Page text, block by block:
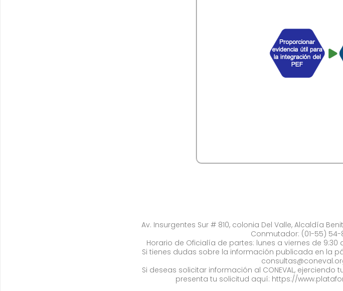
Av. Insurgentes Sur # 810, colonia Del Valle, Alcaldía
Conmutador: (01-55) 54-
Horario de Oficialía de partes: lunes a viernes de 9:30 a
Si tienes dudas sobre la información publicada en la
Si deseas solicitar información al CONEVAL,
presenta tu solicitud aquí: https://